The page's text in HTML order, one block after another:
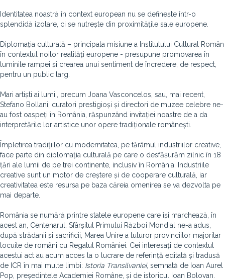
Identitatea noastră în context european nu se definește într-o
splendidă izolare, ci se nutrește din proximitățile sale europene.
Diplomația culturală – principala misiune a Institutului Cultural Român
în contextul noilor realități europene - presupune promovarea în
luminile rampei și crearea unui sentiment de încredere, de respect,
pentru un public larg.
Mari artiști ai lumii, precum Joana Vasconcelos, sau, mai recent,
Stefano Bollani, curatori prestigioși și directori de muzee celebre ne-
au fost oaspeți în România, răspunzând invitației noastre de a da
interpretările lor artistice unor opere tradiționale românești.
Împletirea tradițiilor cu modernitatea, pe tărâmul industriilor creative,
face parte din diplomația culturală pe care o desfășurăm zilnic în 18
țări ale lumii de pe trei continente, inclusiv în România. Industriile
creative sunt un motor de creștere și de cooperare culturală, iar
creativitatea este resursa pe baza căreia omenirea se va dezvolta pe
mai departe.
România se numără printre statele europene care își marchează, în
acest an, Centenarul. Sfârșitul Primului Război Mondial ne-a adus,
după strădanii și sacrificii, Marea Unire a tuturor provinciilor majoritar
locuite de români cu Regatul României. Cei interesați de contextul
acestui act au acum acces la o lucrare de referință editată și tradusă
de ICR în mai multe limbi: Istoria Transilvaniei, semnată de Ioan Aurel
Pop, președintele Academiei Române, și de istoricul Ioan Bolovan.